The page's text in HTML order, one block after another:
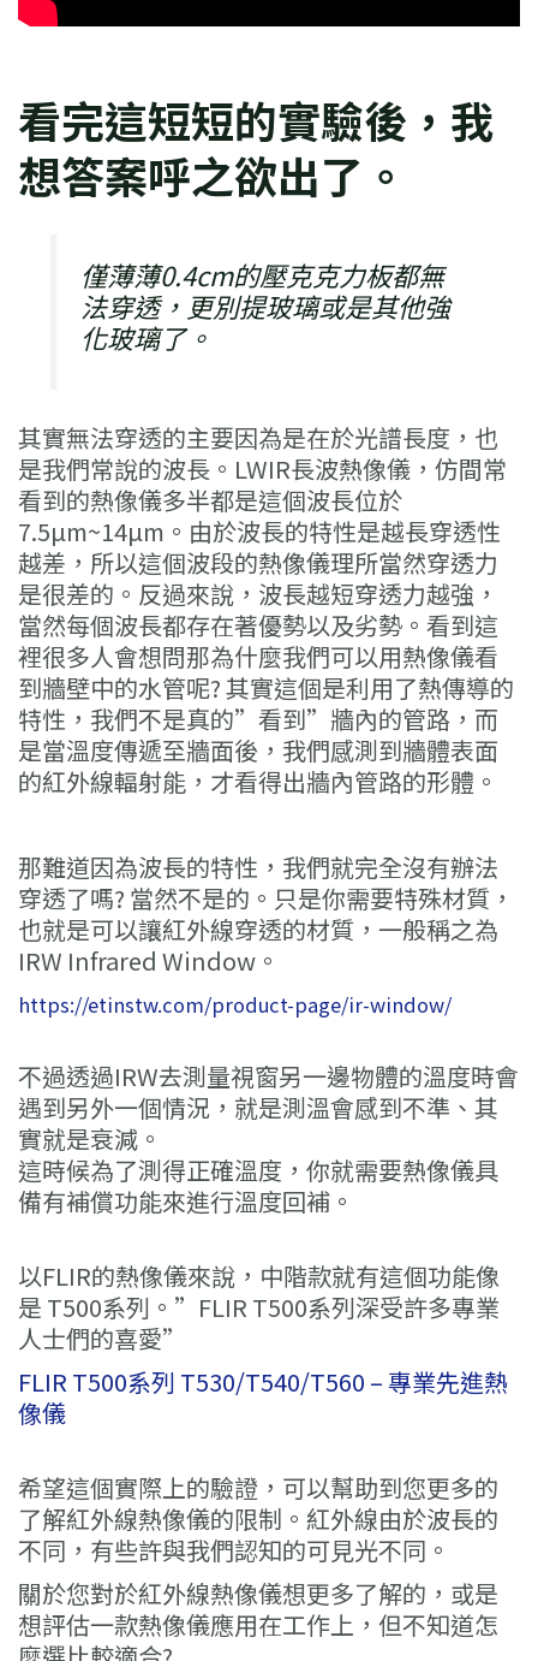
看完這短短的實驗後，我
想答案呼之欲出了。
僅薄薄0.4cm的壓克克力板都無
法穿透，更別提玻璃或是其他強
化玻璃了。
其實無法穿透的主要因為是在於光譜長度，也
是我們常說的波長。LWIR長波熱像儀，仿間常
看到的熱像儀多半都是這個波長位於
7.5µm~14µm。由於波長的特性是越長穿透性
越差，所以這個波段的熱像儀理所當然穿透力
是很差的。反過來說，波長越短穿透力越強，
當然每個波長都存在著優勢以及劣勢。看到這
裡很多人會想問那為什麼我們可以用熱像儀看
到牆壁中的水管呢? 其實這個是利用了熱傳導的
特性，我們不是真的”看到”牆內的管路，而
是當溫度傳遞至牆面後，我們感測到牆體表面
的紅外線輻射能，才看得出牆內管路的形體。
那難道因為波長的特性，我們就完全沒有辦法
穿透了嗎? 當然不是的。只是你需要特殊材質，
也就是可以讓紅外線穿透的材質，一般稱之為
IRW Infrared Window。
https://etinstw.com/product-page/ir-window/
不過透過IRW去測量視窗另一邊物體的溫度時會
遇到另外一個情況，就是測溫會感到不準、其
實就是衰減。
這時候為了測得正確溫度，你就需要熱像儀具
備有補償功能來進行溫度回補。
以FLIR的熱像儀來說，中階款就有這個功能像
是 T500系列。”FLIR T500系列深受許多專業
人士們的喜愛”
FLIR T500系列 T530/T540/T560 – 專業先進熱
像儀
希望這個實際上的驗證，可以幫助到您更多的
了解紅外線熱像儀的限制。紅外線由於波長的
不同，有些許與我們認知的可見光不同。
關於您對於紅外線熱像儀想更多了解的，或是
想評估一款熱像儀應用在工作上，但不知道怎